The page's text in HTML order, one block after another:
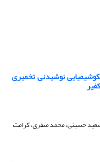
نوشیدنی تخمیری
حسینی، محمد صفری، کرامت